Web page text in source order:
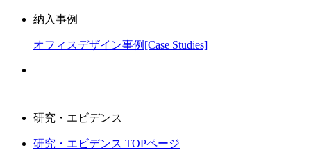
納入事例
オフィスデザイン事例[Case Studies]
研究・エビデンス
研究・エビデンス TOPページ